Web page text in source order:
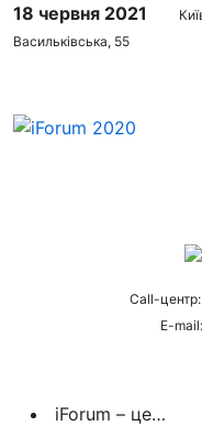
18 червня 2021
Васильківська, 55
Call-центр:
E-mail:
iForum – це…